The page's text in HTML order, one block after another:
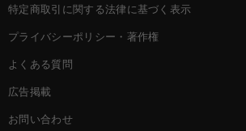
特定商取引に関する法律に基づく表示
プライバシーポリシー・著作権
よくある質問
広告掲載
お問い合わせ